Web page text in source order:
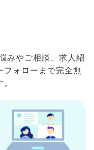
みやご相談、求人紹
フォローまで完全無